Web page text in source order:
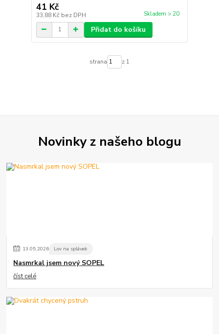
41 Kč
33,88 Kč bez DPH Skladem > 20
Přidat do košíku
strana z 1
Novinky z našeho blogu
13.05.2026 Lov na splávek
Nasmrkal jsem nový SOPEL
číst celé